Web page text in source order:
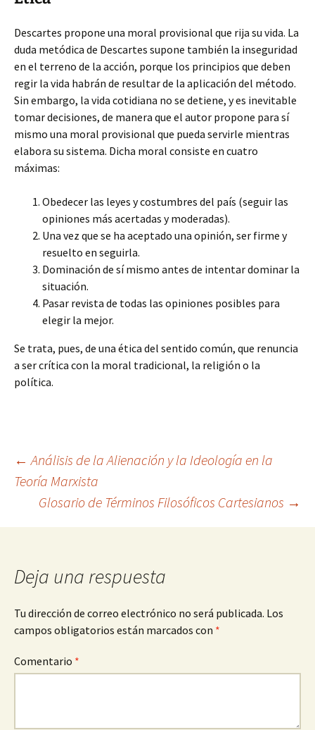
Descartes propone una moral provisional que rija su vida. La
duda metódica de Descartes supone también la inseguridad
en el terreno de la acción, porque los principios que deben
regir la vida habrán de resultar de la aplicación del método.
Sin embargo, la vida cotidiana no se detiene, y es inevitable
tomar decisiones, de manera que el autor propone para sí
mismo una moral provisional que pueda servirle mientras
elabora su sistema. Dicha moral consiste en cuatro
máximas:
Obedecer las leyes y costumbres del país (seguir las
opiniones más acertadas y moderadas).
Una vez que se ha aceptado una opinión, ser firme y
resuelto en seguirla.
Dominación de sí mismo antes de intentar dominar la
situación.
Pasar revista de todas las opiniones posibles para
elegir la mejor.
Se trata, pues, de una ética del sentido común, que renuncia
a ser crítica con la moral tradicional, la religión o la
política.
Navegación
← Análisis de la Alienación y la Ideología en la
Teoría Marxista
Glosario de Términos Filosóficos Cartesianos →
Deja una respuesta
Tu dirección de correo electrónico no será publicada. Los
campos obligatorios están marcados con *
Comentario *